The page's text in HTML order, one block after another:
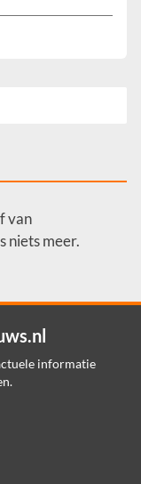
van
niets meer.
informatie